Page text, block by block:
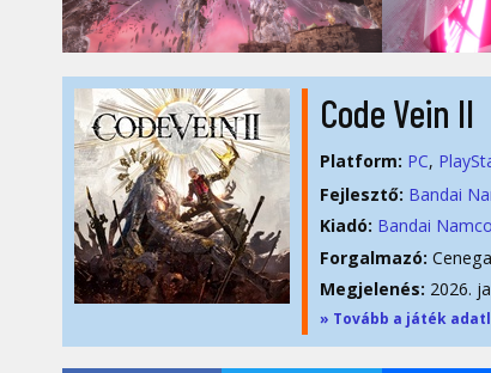
Code Vein II
Platform: PC
Fejlesztő: Bandai
Kiadó: Bandai
Forgalmazó:
Megjelenés: 2026.
» Tovább a játék